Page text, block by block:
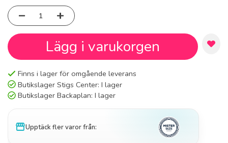
Lägg i varukorgen
Finns i lager för omgående leverans
Butikslager Stigs Center: I lager
Butikslager Backaplan: I lager
storefrontUpptäck fler varor från: